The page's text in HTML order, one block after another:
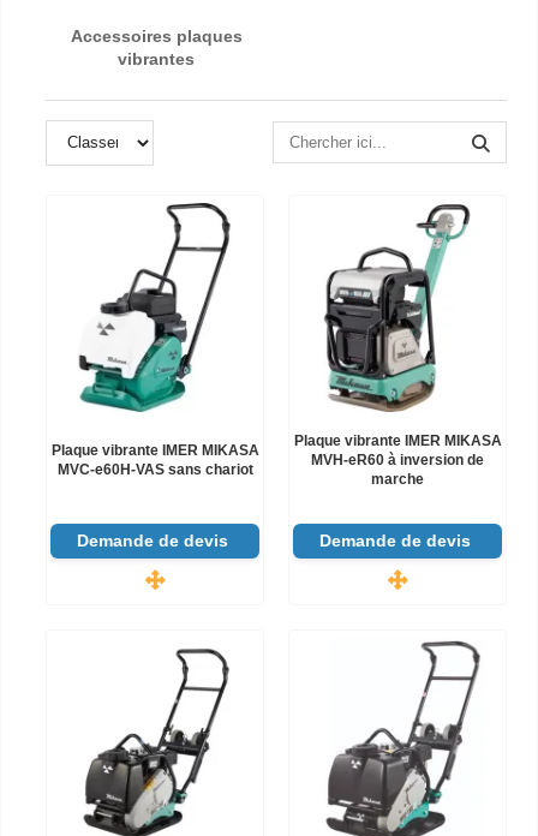
Accessoires plaques
vibrantes
Plaque vibrante IMER MIKASA
MVC-e60H-VAS sans chariot
Demande de devis
Plaque vibrante IMER MIKASA
MVH-eR60 à inversion de
marche
Demande de devis